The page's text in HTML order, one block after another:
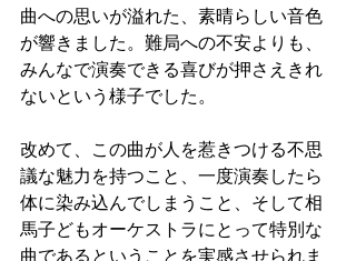
曲への思いが溢れた、素晴らしい音色
が響きました。難局への不安よりも、
みんなで演奏できる喜びが押さえきれ
ないという様子でした。
改めて、この曲が人を惹きつける不思
議な魅力を持つこと、一度演奏したら
体に染み込んでしまうこと、そして相
馬子どもオーケストラにとって特別な
曲であるということを実感させられま